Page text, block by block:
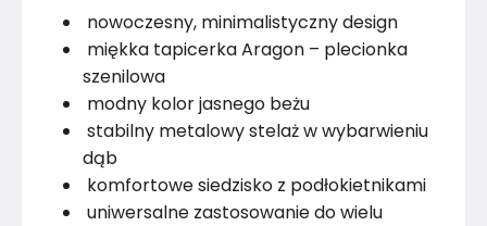
Rodzaj tkaniny
Marka
Montaż Złożony
Rok produkcji 2025
nowoczesny, minimalistyczny design
miękka tapicerka Aragon – plecionka
szenilowa
modny kolor jasnego beżu
stabilny metalowy stelaż w wybarwieniu
dąb
komfortowe siedzisko z podłokietnikami
uniwersalne zastosowanie do wielu